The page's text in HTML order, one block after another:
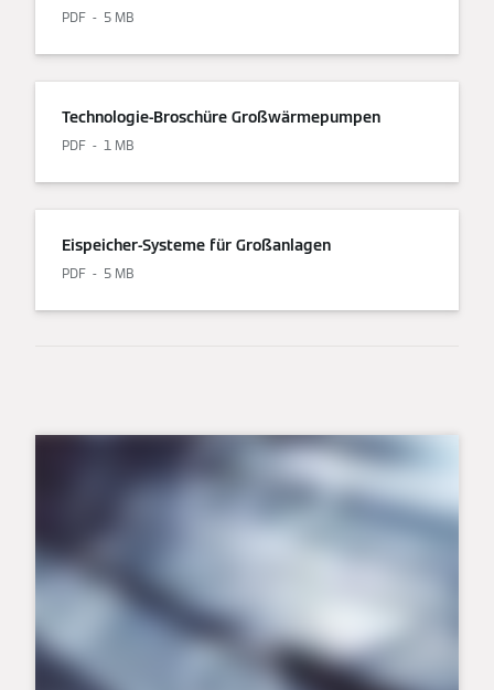
PDF 5 MB
Technologie-Broschüre Großwärmepumpen
PDF 1 MB
Eispeicher-Systeme für Großanlagen
PDF 5 MB